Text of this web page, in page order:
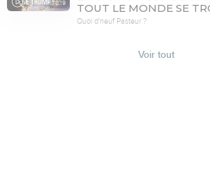
78:19
TOUT LE MONDE SE
Quoi d'neuf Pasteur ?
Voir tout